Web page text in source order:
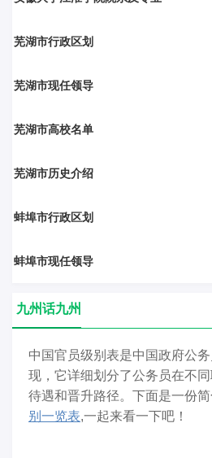
范高等专科学校、安徽财贸职业学院、安徽
业技术学院、安徽邮电职业技术学院、安徽
海商务职业学院、合肥共达职业技术学院、
安徽旅游职业学院、徽商职业学院、马鞍山
范高等专科学校、黄山职业技术学院、滁州
业技术学院、安徽黄梅戏艺术职业学院、安
州为庐州路，隶淮西江北道，合肥属淮西道
中书省直隶庐州府，为府治。洪武十三年（
年），设江南左右布政使司，江南左布政使
年），庐州府废，合肥县直属安徽省。民国
史文化：自古以来，中原文化、楚文化、吴
交融辉映；改革开放以来，创新文化特色鲜
肥数为州郡治所，是江淮地区重要的行政中
称，历来是重要商埠和兵家必争之地。
湖臭干、腰子饼、弋江羊肉、肉蒸饭、奎湖
苏禹、马思纯、祖海、贡维特、田祖恒、马
芜湖市行政区划
芜湖市现任领导
芜湖市高校名单
芜湖市历史介绍
蚌埠市行政区划
蚌埠市现任领导
九州话九州
中国官员级别表是中国政府公
现，它详细划分了公务员在不同
待遇和晋升路径。下面是一份
别一览表,一起来看一下吧！